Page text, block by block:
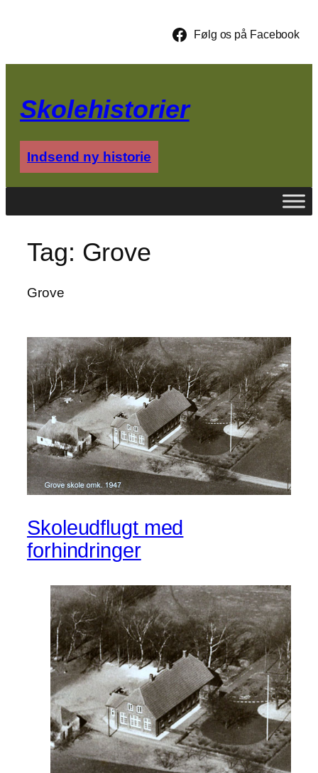
Følg os på Facebook
Skolehistorier
Indsend ny historie
Tag: Grove
Grove
Skoleudflugt med
forhindringer